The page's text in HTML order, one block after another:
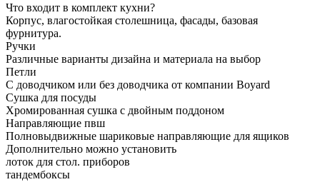
Что входит в комплект кухни?
Корпус, влагостойкая столешница, фасады, базовая
фурнитура.
Ручки
Различные варианты дизайна и материала на выбор
Петли
С доводчиком или без доводчика от компании Boyard
Сушка для посуды
Хромированная сушка с двойным поддоном
Направляющие пвш
Полновыдвижные шариковые направляющие для ящиков
Дополнительно можно установить
лоток для стол. приборов
тандембоксы